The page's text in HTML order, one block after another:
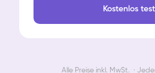
Kostenlos
Alle Preise inkl. MwSt. ·